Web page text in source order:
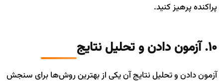
پراکنده پرهیز کنید.
10. آزمون دادن و تحلیل نتایج
آزمون دادن و تحلیل نتایج آن یکی از بهترین روش‌ها برای سنجش